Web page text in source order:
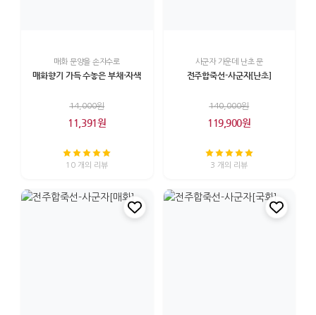
매화 문양을 손자수로
매화향기 가득 수놓은 부채-자색
14,000원
11,391원
10 개의 리뷰
사군자 가운데 난초 문
전주합죽선-사군자[난초]
140,000원
119,900원
3 개의 리뷰